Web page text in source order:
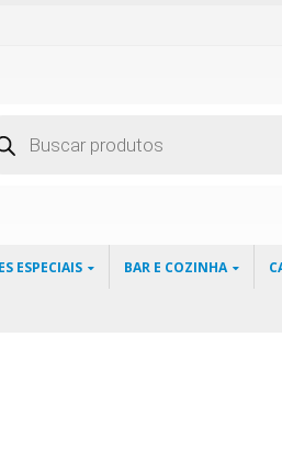
ESPECIAIS BAR E COZINHA